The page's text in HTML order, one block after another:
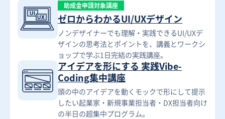
助成金申請対象講座
ゼロからわかるUI/UXデザイン
ノンデザイナーでも理解・実践できるUI/UXデ
ザインの思考法とポイントを、講義とワークシ
ョップで学ぶ1日完結の実践講座。
アイデアを形にする 実践Vibe-
Coding集中講座
頭の中のアイデアを動くモックで形にして提示
したい起業家・新規事業担当者・DX担当者向け
の半日の超集中プログラム。